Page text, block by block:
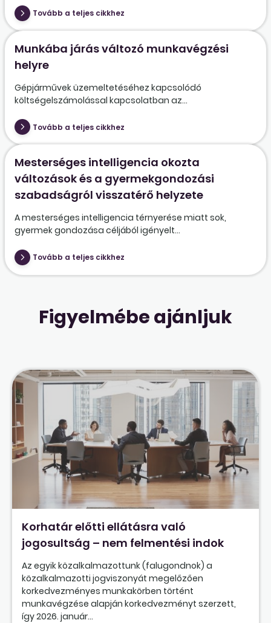
Tovább a teljes cikkhez
Munkába járás változó munkavégzési
helyre
Gépjárművek üzemeltetéséhez kapcsolódó
költségelszámolással kapcsolatban az...
Tovább a teljes cikkhez
Mesterséges intelligencia okozta
változások és a gyermekgondozási
szabadságról visszatérő helyzete
A mesterséges intelligencia térnyerése miatt sok,
gyermek gondozása céljából igényelt...
Tovább a teljes cikkhez
Figyelmébe ajánljuk
Korhatár előtti ellátásra való
jogosultság – nem felmentési indok
Az egyik közalkalmazottunk (falugondnok) a
közalkalmazotti jogviszonyát megelőzően
korkedvezményes munkakörben történt
munkavégzése alapján korkedvezményt szerzett,
így 2026. január...